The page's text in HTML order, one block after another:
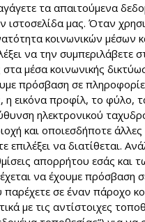
τα απαιτούμενα
ιστοσελίδα μας. Όταν
κοινωνικών μέσων
να την συμπεριλάβετε
μέσα κοινωνικής
πρόσβαση σε
η εικόνα προφίλ, το φύλο,
ηλεκτρονικού
και οποιεσδήποτε
επιλέξει να διατίθεται.
απορρήτου εσάς και
να έχουμε πρόσβαση
παρέχετε σε έναν πάροχο
με τις αντίστοιχες